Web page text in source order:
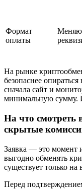
Формат
оплаты
На рынке
безопаснее
сначала сайт и
минимальную сумму.
На что смотреть
скрытые
Заявка — это момент
выгодно обменять
существует только на
Перед